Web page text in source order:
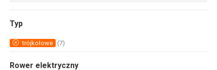
Typ
trójkołowe (7)
Rower elektryczny